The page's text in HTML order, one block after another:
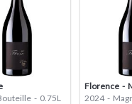
- 0.75L
Florence -
2024 -